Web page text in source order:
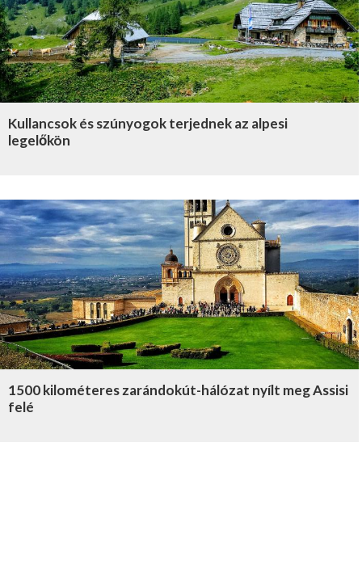
Kullancsok és szúnyogok terjednek az alpesi
legelőkön
1500 kilométeres zarándokút-hálózat nyílt meg Assisi
felé